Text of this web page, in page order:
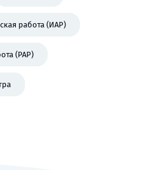
работа (ИАР)
(РАР)